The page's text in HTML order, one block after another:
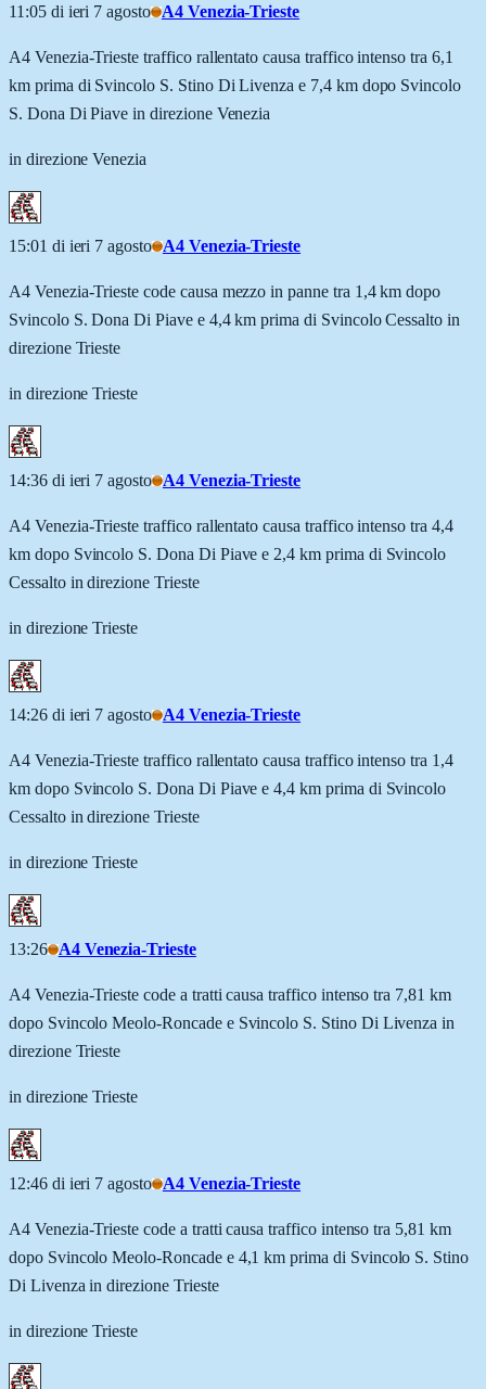
11:05 di ieri 7 agosto A4 Venezia-Trieste
A4 Venezia-Trieste traffico rallentato causa traffico intenso tra 6,1
km prima di Svincolo S. Stino Di Livenza e 7,4 km dopo Svincolo
S. Dona Di Piave in direzione Venezia
in direzione Venezia
15:01 di ieri 7 agosto A4 Venezia-Trieste
A4 Venezia-Trieste code causa mezzo in panne tra 1,4 km dopo
Svincolo S. Dona Di Piave e 4,4 km prima di Svincolo Cessalto in
direzione Trieste
in direzione Trieste
14:36 di ieri 7 agosto A4 Venezia-Trieste
A4 Venezia-Trieste traffico rallentato causa traffico intenso tra 4,4
km dopo Svincolo S. Dona Di Piave e 2,4 km prima di Svincolo
Cessalto in direzione Trieste
in direzione Trieste
14:26 di ieri 7 agosto A4 Venezia-Trieste
A4 Venezia-Trieste traffico rallentato causa traffico intenso tra 1,4
km dopo Svincolo S. Dona Di Piave e 4,4 km prima di Svincolo
Cessalto in direzione Trieste
in direzione Trieste
13:26 A4 Venezia-Trieste
A4 Venezia-Trieste code a tratti causa traffico intenso tra 7,81 km
dopo Svincolo Meolo-Roncade e Svincolo S. Stino Di Livenza in
direzione Trieste
in direzione Trieste
12:46 di ieri 7 agosto A4 Venezia-Trieste
A4 Venezia-Trieste code a tratti causa traffico intenso tra 5,81 km
dopo Svincolo Meolo-Roncade e 4,1 km prima di Svincolo S. Stino
Di Livenza in direzione Trieste
in direzione Trieste